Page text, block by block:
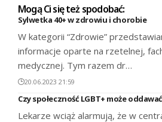
Mogą Ci się też spodobać:
Sylwetka 40+ w zdrowiu i chorobie
W kategorii “Zdrowie”
informacje oparte na rzetelnej,
medycznej. Tym razem dr…
20.06.2023 21:59
Czy społeczność LGBT+ może
Lekarze wciąż alarmują, że w